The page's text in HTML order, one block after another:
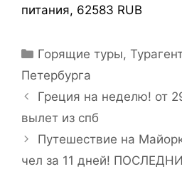
питания, 62583 RUB
Горящие туры,
Петербурга
Греция на неделю! от
вылет из спб
Путешествие на
чел за 11 дней!